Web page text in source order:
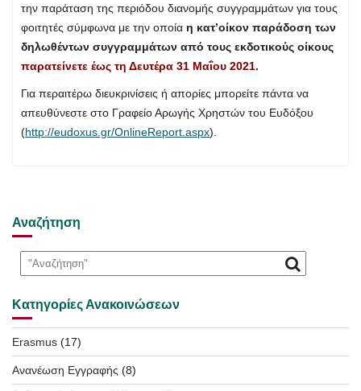
την παράταση της περιόδου διανομής συγγραμμάτων για τους
φοιτητές σύμφωνα με την οποία η κατ’οίκον παράδοση των
δηλωθέντων συγγραμμάτων από τους εκδοτικούς οίκους
παρατείνετε έως τη Δευτέρα 31 Μαΐου 2021.
Για περαιτέρω διευκρινίσεις ή απορίες μπορείτε πάντα να
απευθύνεστε στο Γραφείο Αρωγής Χρηστών του Ευδόξου
(http://eudoxus.gr/OnlineReport.aspx).
Αναζήτηση
Κατηγορίες Ανακοινώσεων
Erasmus (17)
Ανανέωση Εγγραφής (8)